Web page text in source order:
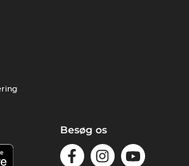
Besøg os